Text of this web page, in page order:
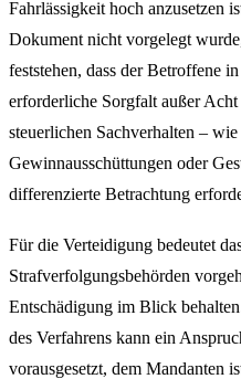
Fahrlässigkeit hoch anzusetzen
Dokument nicht vorgelegt
feststehen, dass der Betroffene
erforderliche Sorgfalt außer
steuerlichen Sachverhalten –
Gewinnausschüttungen oder
differenzierte Betrachtung
Für die Verteidigung bedeutet
Strafverfolgungsbehörden
Entschädigung im Blick
des Verfahrens kann ein
vorausgesetzt, dem Mandanten